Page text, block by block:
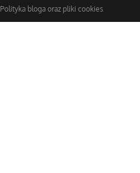
Polityka bloga oraz pliki cookies